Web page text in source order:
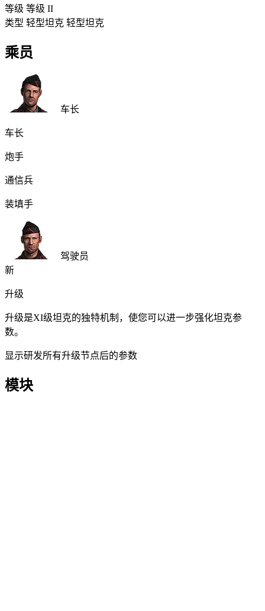
等级 等级 II
类型 轻型坦克 轻型坦克
乘员
车长
车长
炮手
通信兵
装填手
驾驶员
新
升级
升级是XI级坦克的独特机制，使您可以进一步强化坦克参
数。
显示研发所有升级节点后的参数
模块